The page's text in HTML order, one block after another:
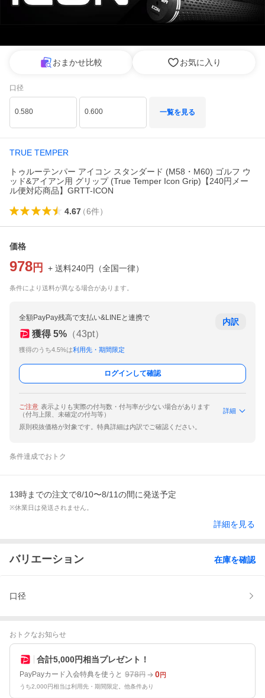
おまかせ比較 お気に入り
口径
0.580 0.600 一覧を見る
TRUE TEMPER
トゥルーテンパー アイコン スタンダード (M58・M60) ゴルフ ウ
ッド&アイアン用 グリップ (True Temper Icon Grip)【240円メー
ル便対応商品】GRTT-ICON
4.67（6件）
価格
978 円 + 送料240円 （全国一律）
条件により送料が異なる場合があります。
全額PayPay残高で支払い&LINEと連携で
獲得 5% （43pt）
獲得のうち4.5%は利用先・期間限定
内訳
ログインして確認
ご注意 表示よりも実際の付与数・付与率が少ない場合があります
（付与上限、未確定の付与等）
詳細
原則税抜価格が対象です。特典詳細は内訳でご確認ください。
条件達成でおトク
13時までの注文で8/10〜8/11の間に発送予定
※休業日は発送されません。
詳細を見る
バリエーション 在庫を確認
口径
おトクなお知らせ
合計5,000円相当プレゼント！
PayPayカード入会特典を使うと 978円 0円
うち2,000円相当は利用先・期間限定。他条件あり